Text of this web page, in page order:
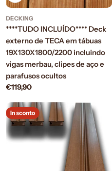
DECKING
****TUDO INCLUÍDO**** Deck
externo de TECA em tábuas
19X130X1800/2200 incluindo
vigas merbau, clipes de aço e
parafusos ocultos
Prezzo
€119,90
In sconto